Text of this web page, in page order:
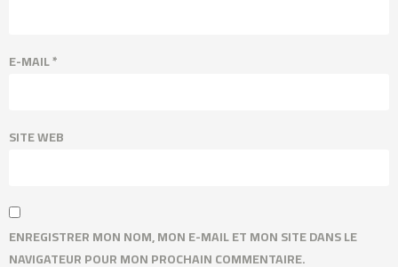
E-MAIL*
SITE WEB
ENREGISTRER MON NOM, MON E-MAIL ET MON SITE DANS LE
NAVIGATEUR POUR MON PROCHAIN COMMENTAIRE.